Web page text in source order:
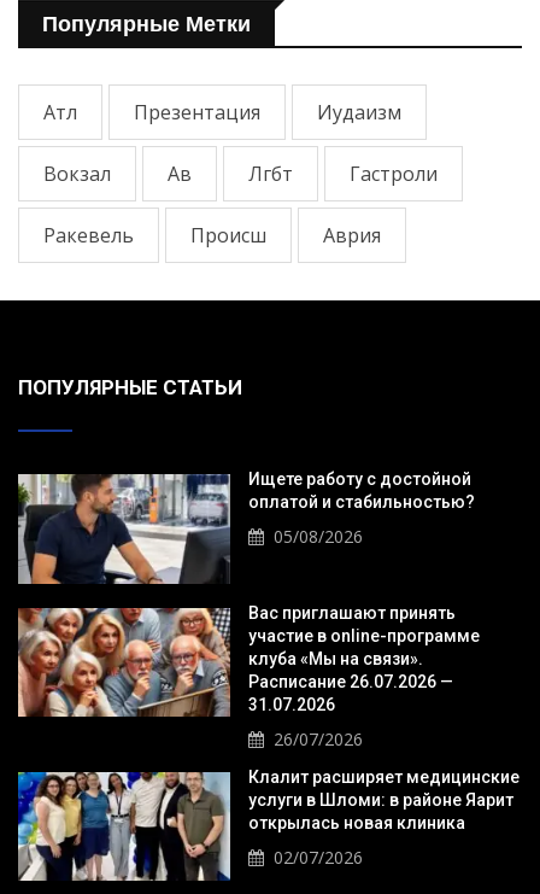
Популярные Метки
Атл Презентация Иудаизм
Вокзал Ав Лгбт Гастроли
Ракевель Происш Аврия
ПОПУЛЯРНЫЕ СТАТЬИ
Ищете работу с достойной
оплатой и стабильностью?
05/08/2026
Вас приглашают принять
участие в online-программе
клуба «Мы на связи».
Расписание 26.07.2026 —
31.07.2026
26/07/2026
Клалит расширяет медицинские
услуги в Шломи: в районе Яарит
открылась новая клиника
02/07/2026